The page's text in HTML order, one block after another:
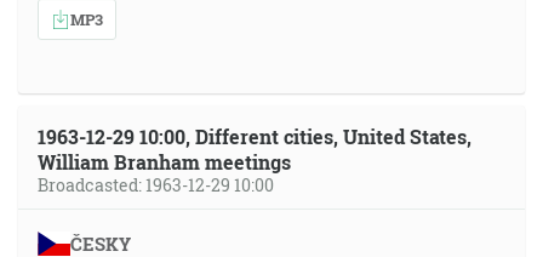
MP3
1963-12-29 10:00, Different cities, United States,
William Branham meetings
Broadcasted: 1963-12-29 10:00
ČESKY